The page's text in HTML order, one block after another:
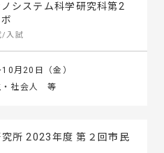
システム科学研究科第2
/入試
月20日（金）
・社会人 等
所 2023年度 第２回市民